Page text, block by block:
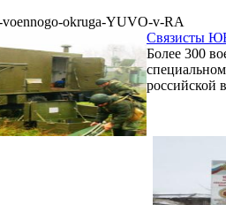
voennogo-okruga-YUVO-v-RA
Связисты
Более 300
российской